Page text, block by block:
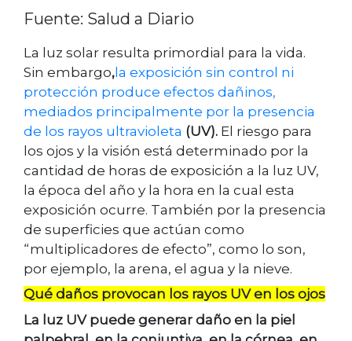
Fuente: Salud a Diario
La luz solar resulta primordial para la vida.
Sin embargo,la exposición sin control ni
protección produce efectos dañinos,
mediados principalmente por la presencia
de los rayos ultravioleta (UV). El riesgo para
los ojos y la visión está determinado por la
cantidad de horas de exposición a la luz UV,
la época del año y la hora en la cual esta
exposición ocurre. También por la presencia
de superficies que actúan como
“multiplicadores de efecto”, como lo son,
por ejemplo, la arena, el agua y la nieve.
Qué daños provocan los rayos UV en los ojos
La luz UV puede generar daño en la piel